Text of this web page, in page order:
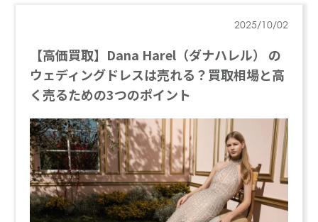
2025/10/02
【高価買取】Dana Harel（ダナハレル） の
ウェディングドレスは売れる？買取相場と高
く売るための3つのポイント